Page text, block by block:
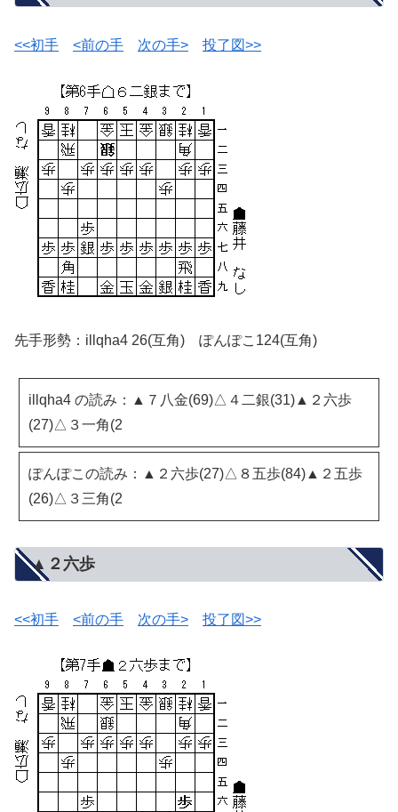
<<初手 <前の手 次の手> 投了図>>
先手形勢：illqha4 26(互角) ぽんぽこ124(互角)
illqha4 の読み：▲７八金(69)△４二銀(31)▲２六歩
(27)△３一角(2
ぽんぽこの読み：▲２六歩(27)△８五歩(84)▲２五歩
(26)△３三角(2
▲２六歩
<<初手 <前の手 次の手> 投了図>>